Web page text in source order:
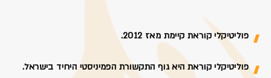
פוליטיקלי קוראת קיימת מאז 2012.
פוליטיקלי קוראת היא גוף התקשורת הפמיניסטי היחיד בישראל.